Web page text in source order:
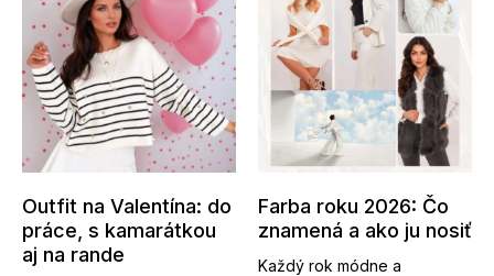
Outfit na Valentína: do
práce, s kamarátkou
aj na rande
Farba roku 2026: Čo
znamená a ako ju nosiť
Každý rok módne a